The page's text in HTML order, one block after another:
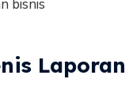
bisnis